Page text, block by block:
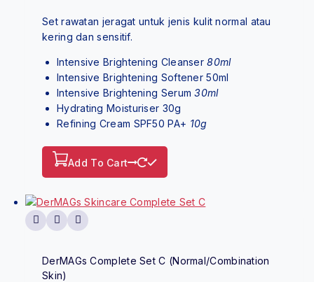
Set rawatan jeragat untuk jenis kulit normal atau
kering dan sensitif.
Intensive Brightening Cleanser80ml
Intensive Brightening Softener 50ml
Intensive Brightening Serum30ml
Hydrating Moisturiser 30g
Refining Cream SPF50 PA+ 10g
Add To Cart
DerMAGs Complete Set C (Normal/Combination
Skin)